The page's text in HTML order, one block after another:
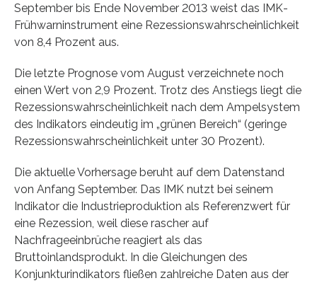
September bis Ende November 2013 weist das IMK-
Frühwarninstrument eine Rezessionswahrscheinlichkeit
von 8,4 Prozent aus.
Die letzte Prognose vom August verzeichnete noch
einen Wert von 2,9 Prozent. Trotz des Anstiegs liegt die
Rezessionswahrscheinlichkeit nach dem Ampelsystem
des Indikators eindeutig im „grünen Bereich“ (geringe
Rezessionswahrscheinlichkeit unter 30 Prozent).
Die aktuelle Vorhersage beruht auf dem Datenstand
von Anfang September. Das IMK nutzt bei seinem
Indikator die Industrieproduktion als Referenzwert für
eine Rezession, weil diese rascher auf
Nachfrageeinbrüche reagiert als das
Bruttoinlandsprodukt. In die Gleichungen des
Konjunkturindikators fließen zahlreiche Daten aus der